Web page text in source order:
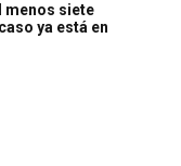
menos siete
ya está en